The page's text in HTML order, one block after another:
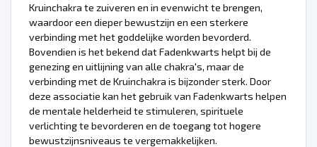
Kruinchakra te zuiveren en in evenwicht te brengen,
waardoor een dieper bewustzijn en een sterkere
verbinding met het goddelijke worden bevorderd.
Bovendien is het bekend dat Fadenkwarts helpt bij de
genezing en uitlijning van alle chakra's, maar de
verbinding met de Kruinchakra is bijzonder sterk. Door
deze associatie kan het gebruik van Fadenkwarts helpen
de mentale helderheid te stimuleren, spirituele
verlichting te bevorderen en de toegang tot hogere
bewustzijnsniveaus te vergemakkelijken.